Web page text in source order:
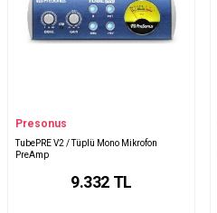
Presonus
TubePRE V2 / Tüplü Mono Mikrofon
PreAmp
9.332 TL